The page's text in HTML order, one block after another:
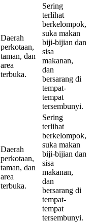
Daerah
perkotaan,
taman, dan
area
terbuka.
Sering
terlihat
berkelompok,
suka makan
biji-bijian dan
sisa
makanan,
dan
bersarang di
tempat-
tempat
tersembunyi.
Daerah
perkotaan,
taman, dan
area
terbuka.
Sering
terlihat
berkelompok,
suka makan
biji-bijian dan
sisa
makanan,
dan
bersarang di
tempat-
tempat
tersembunyi.